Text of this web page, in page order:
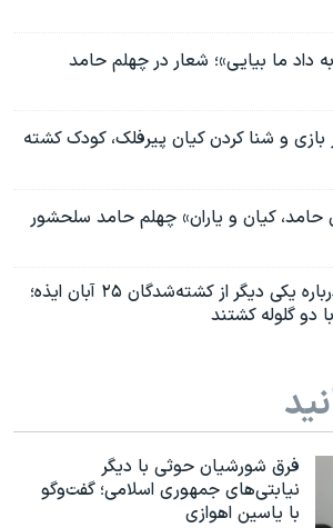
داد ما بیایی»؛ شعار در چهلم حامد
بازی و شنا کردن کیان پیرفلک، کودک کشته
حامد، کیان و یاران» چهلم حامد سلحشور
اختصاصی| جزئیاتی درباره یکی دیگر از کشته‌شدگان ۲۵ آبان ایذه؛
دو گلوله کشتند
فرق شورشیان حوثی با دیگر
نیابتی‌های جمهوری اسلامی؛ گفت‌وگو
با یاسین اهوازی